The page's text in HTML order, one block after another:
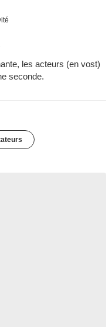
les acteurs (en vost)
seconde.